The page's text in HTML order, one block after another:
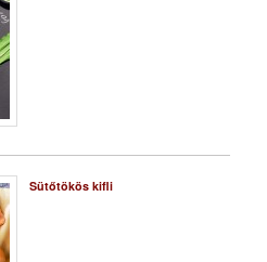
Sütőtökös kifli